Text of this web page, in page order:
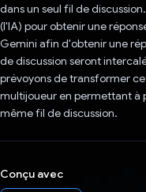
dans un seul fil de
(l'IA) pour obtenir une
Gemini afin d'obtenir une
de discussion seront
prévoyons de transformer
multijoueur en permettant à
même fil de discussion.
Conçu avec